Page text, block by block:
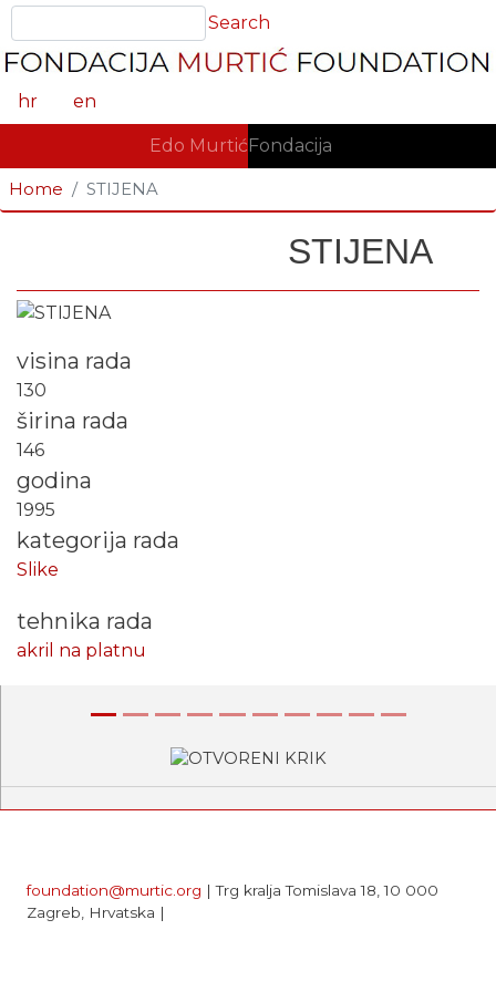
Skoči
glavni
Search
hr en
GLAVNA NAVIGACIJA
Edo MurtićFondacija
Home STIJENA
STIJENA
Fotografija
visina rada
130
širina rada
146
godina
1995
kategorija rada
Slike
tehnika rada
akril na platnu
foundation@murtic.org | Trg kralja Tomislava 18, 10 000
Zagreb, Hrvatska |